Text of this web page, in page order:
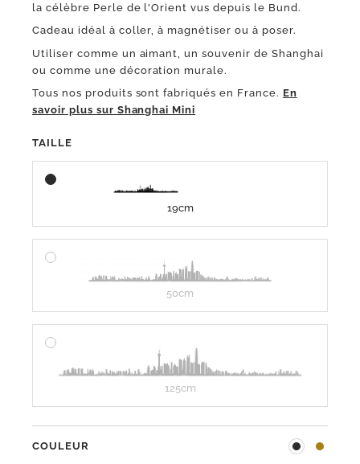
la célèbre Perle de l'Orient vus depuis le Bund.
Cadeau idéal à coller, à magnétiser ou à poser.
Utiliser comme un aimant, un souvenir de Shanghai
ou comme une décoration murale.
Tous nos produits sont fabriqués en France. En
savoir plus sur Shanghai Mini
TAILLE
19cm
50cm
125cm
COULEUR